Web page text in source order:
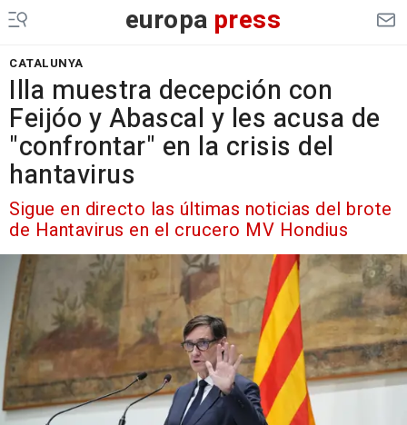
europa press
CATALUNYA
Illa muestra decepción con
Feijóo y Abascal y les acusa de
"confrontar" en la crisis del
hantavirus
Sigue en directo las últimas noticias del brote
de Hantavirus en el crucero MV Hondius